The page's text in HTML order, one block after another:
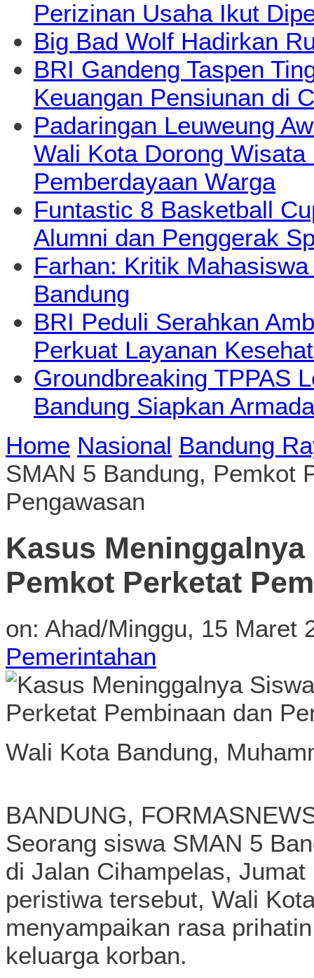
Perizinan Usaha Ikut
Big Bad Wolf Hadirkan
BRI Gandeng Taspen
Keuangan Pensiunan di
Padaringan Leuweung
Wali Kota Dorong
Pemberdayaan Warga
Funtastic 8 Basketball
Alumni dan Penggerak
Farhan: Kritik
Bandung
BRI Peduli Serahkan
Perkuat Layanan
Groundbreaking TPPAS
Bandung Siapkan
Home Nasional Bandung
SMAN 5 Bandung, Pemkot
Pengawasan
Kasus
Pemkot Perketat
on: Ahad/Minggu, 15 Maret
Pemerintahan
Wali Kota Bandung,
BANDUNG,
Seorang siswa SMAN 5
di Jalan Cihampelas,
peristiwa tersebut, Wali
menyampaikan rasa
keluarga korban.